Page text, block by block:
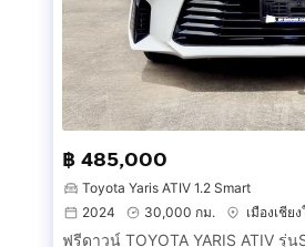
กดเพื่อดูเบอร์โทร xxxxxx152ห
Line ID : itdaris786
สามารถมาชมรถและทดสอบได้ที่
AK Car สาขา1 หน้าโรงเรียน
฿ 485,000
Toyota Yaris ATIV 1.2 Smart
2024
30,000 กม. เมืองเชีย